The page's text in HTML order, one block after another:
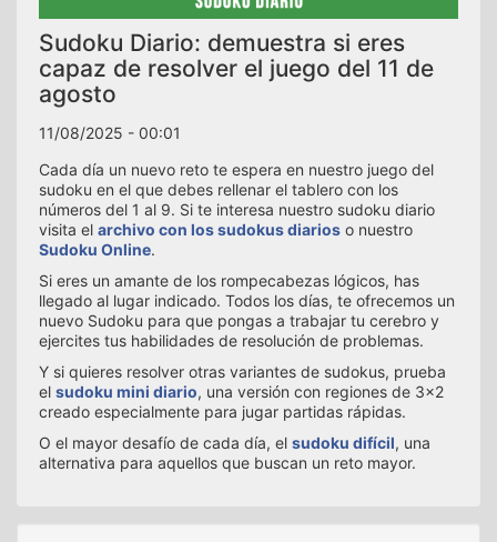
Sudoku Diario: demuestra si eres
capaz de resolver el juego del 11 de
agosto
11/08/2025 - 00:01
Cada día un nuevo reto te espera en nuestro juego del
sudoku en el que debes rellenar el tablero con los
números del 1 al 9. Si te interesa nuestro sudoku diario
visita el archivo con los sudokus diarios o nuestro
Sudoku Online.
Si eres un amante de los rompecabezas lógicos, has
llegado al lugar indicado. Todos los días, te ofrecemos un
nuevo Sudoku para que pongas a trabajar tu cerebro y
ejercites tus habilidades de resolución de problemas.
Y si quieres resolver otras variantes de sudokus, prueba
el sudoku mini diario, una versión con regiones de 3x2
creado especialmente para jugar partidas rápidas.
O el mayor desafío de cada día, el sudoku difícil, una
alternativa para aquellos que buscan un reto mayor.